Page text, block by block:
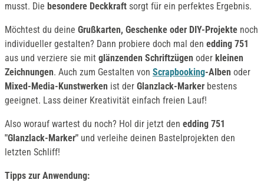
musst. Die besondere Deckkraft sorgt für ein perfektes Ergebnis.
Möchtest du deine Grußkarten, Geschenke oder DIY-Projekte noch
individueller gestalten? Dann probiere doch mal den edding 751
aus und verziere sie mit glänzenden Schriftzügen oder kleinen
Zeichnungen. Auch zum Gestalten von Scrapbooking-Alben oder
Mixed-Media-Kunstwerken ist der Glanzlack-Marker bestens
geeignet. Lass deiner Kreativität einfach freien Lauf!
Also worauf wartest du noch? Hol dir jetzt den edding 751
"Glanzlack-Marker" und verleihe deinen Bastelprojekten den
letzten Schliff!
Tipps zur Anwendung: